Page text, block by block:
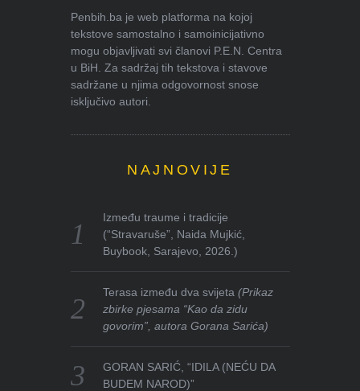
Penbih.ba je web platforma na kojoj
tekstove samostalno i samoinicijativno
mogu objavljivati svi članovi P.E.N. Centra
u BiH. Za sadržaj tih tekstova i stavove
sadržane u njima odgovornost snose
isključivo autori.
NAJNOVIJE
Između traume i tradicije
(“Stravaruše”, Naida Mujkić,
Buybook, Sarajevo, 2026.)
Terasa između dva svijeta(Prikaz
zbirke pjesama “Kao da zidu
govorim”, autora Gorana Sarića)
GORAN SARIĆ, “IDILA (NEĆU DA
BUDEM NAROD)”